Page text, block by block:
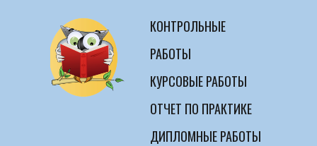
КОНТРОЛЬНЫЕ
РАБОТЫ
КУРСОВЫЕ РАБОТЫ
ОТЧЕТ ПО ПРАКТИКЕ
ДИПЛОМНЫЕ РАБОТЫ